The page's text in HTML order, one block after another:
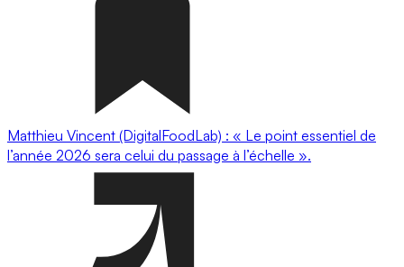
Matthieu Vincent (DigitalFoodLab) : « Le point essentiel de
l’année 2026 sera celui du passage à l’échelle ».